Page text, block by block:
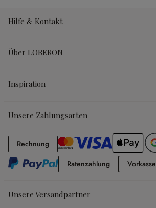
Hilfe & Kontakt
Über LOBERON
Inspiration
Unsere Zahlungsarten
RechnungRechnung
RatenzahlungRatenzahlung
Vorkasse
Unsere Versandpartner